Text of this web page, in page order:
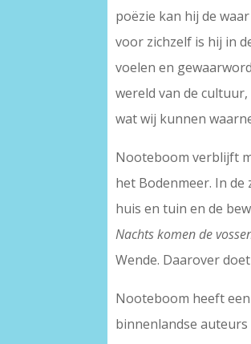
poëzie kan hij de
voor zichzelf is hij in
voelen en
wereld van de
wat wij kunnen
Nooteboom verblijft
het Bodenmeer. In
huis en tuin en de
Nachts komen de
Wende. Daarover
Nooteboom heeft
binnenlandse